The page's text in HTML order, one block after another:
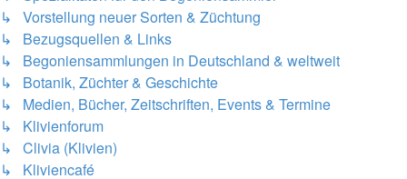
↳ Vorstellung neuer Sorten & Züchtung
↳ Bezugsquellen & Links
↳ Begoniensammlungen in Deutschland & weltweit
↳ Botanik, Züchter & Geschichte
↳ Medien, Bücher, Zeitschriften, Events & Termine
↳ Klivienforum
↳ Clivia (Klivien)
↳ Kliviencafé